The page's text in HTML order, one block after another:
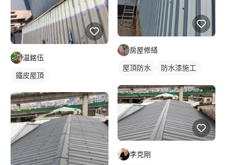
温銘伍
鐵皮屋頂
房屋修繕
屋頂防水
防水漆施工
鐵皮屋頂
李克剛